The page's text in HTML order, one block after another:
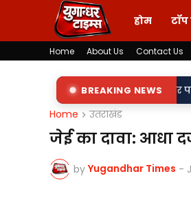
होम
Home About Us Contact Us
BREAKING NEWS
सवालों के घेरे में नगर पालिका का
Home उतराखंड
जेई का दावा: आधा
by Yugandhar Times -